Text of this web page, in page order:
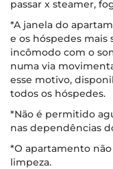
passar x steamer,
*A janela do
e os hóspedes
incômodo com o
numa via
esse motivo,
todos os hóspedes.
*Não é permitido
nas dependências
*O apartamento
limpeza.